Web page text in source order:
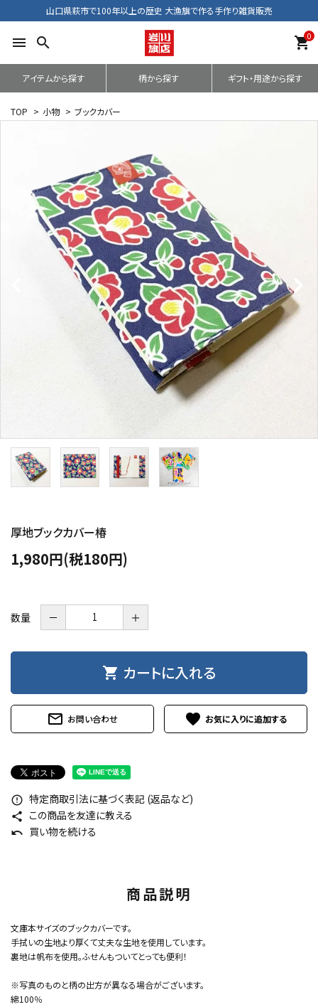
山口県萩市で100年以上の歴史 大漁旗で作る手作り雑貨販売
menu search 0
shopping_cart
アイテムから探す 柄から探す ギフト・用途から探す
TOP > 小物 > ブックカバー
厚地ブックカバー椿
1,980円(税180円)
数量 － ＋
shopping_cart カートに入れる
mail_outline お問い合わせ favorite
error_outline 特定商取引法に基づく表記 (返品など)
share この商品を友達に教える
undo 買い物を続ける
商品説明
文庫本サイズのブックカバーです。
手拭いの生地より厚くて丈夫な生地を使用しています。
裏地は帆布を使用。ふせんもついてとっても便利！
※写真のものと柄の出方が異なる場合がございます。
綿100％